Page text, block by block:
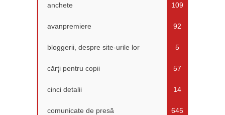
anchete 109
avanpremiere 92
bloggerii, despre site-urile lor 5
cărţi pentru copii 57
cinci detalii 14
comunicate de presă 645